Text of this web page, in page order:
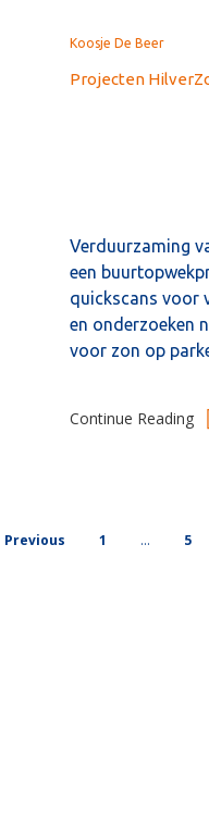
Koosje De Beer
Projecten
Verduurzaming
een
quickscans voor
en onderzoeken
voor zon op
Continue Reading
Previous 1 … 5